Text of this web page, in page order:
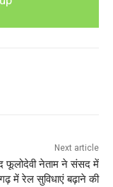
Next article
फूलोदेवी नेताम ने संसद में
में रेल सुविधाएं बढ़ाने की